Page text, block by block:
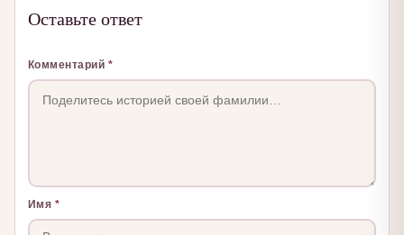
Оставьте ответ
Комментарий *
Имя *